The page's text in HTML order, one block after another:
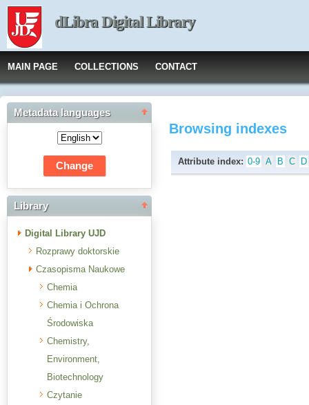
dLibra Digital Library
MAIN PAGE COLLECTIONS CONTACT
Metadata languages
Library
Digital Library UJD
Rozprawy doktorskie
Czasopisma Naukowe
Chemia
Chemia i Ochrona
Środowiska
Chemistry,
Environment,
Biotechnology
Czytanie
Browsing indexes
Attribute index: 0-9 A B C D